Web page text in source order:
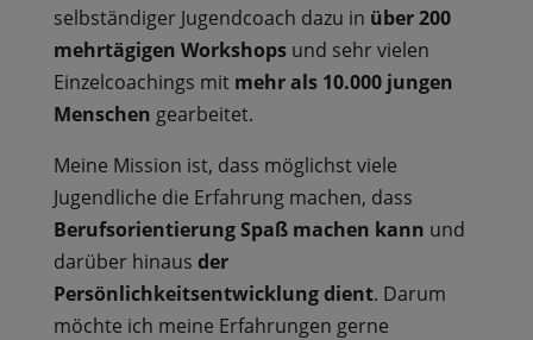
selbständiger Jugendcoach dazu in über 200
mehrtägigen Workshopsund sehr vielen
Einzelcoachings mit mehr als 10.000 jungen
Menschen gearbeitet.
Meine Mission ist, dass möglichst viele
Jugendliche die Erfahrung machen, dass
Berufsorientierung Spaß machen kann und
darüber hinaus der
Persönlichkeitsentwicklung dient. Darum
möchte ich meine Erfahrungen gerne